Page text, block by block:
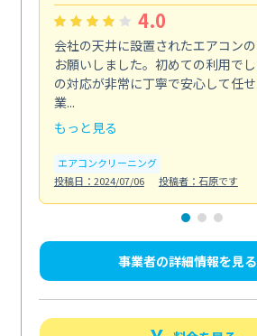
4.0
会社の天井に設置されたエアコン
お願いしました。初めての利用で
の対応が非常に丁寧で安心して任
業...
もっと見る
エアコンクリーニング
投稿日：2024/07/06
投稿者：石原です
事業者の詳細情報を見る